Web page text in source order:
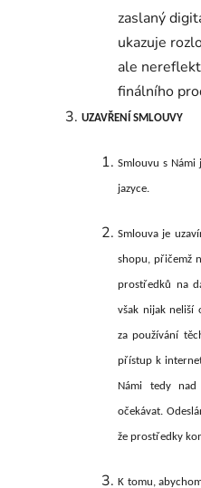
zaslaný
ukazuje
ale
finálního
UZAVŘENÍ SMLOUVY
Smlouvu s Námi
jazyce.
Smlouva je
shopu, přičemž
prostředků na
však nijak neliší
za používání
přístup k
Námi tedy nad
očekávat.
že prostředky
K tomu,